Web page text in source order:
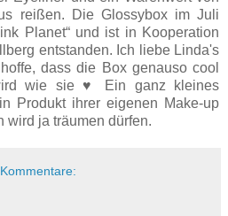
reißen. Die Glossybox im Juli
Planet“ und ist in Kooperation
entstanden. Ich liebe Linda's
dass die Box genauso cool
wie sie ♥ Ein ganz kleines
Produkt ihrer eigenen Make-up
wird ja träumen dürfen.